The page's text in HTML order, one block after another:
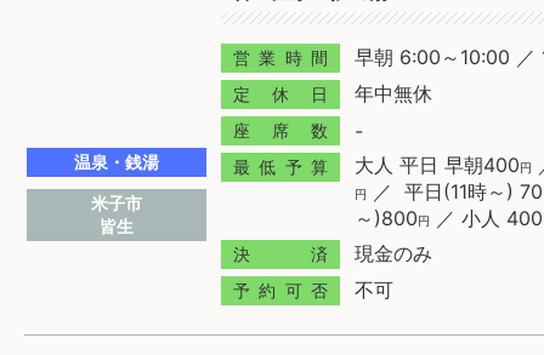
温泉・銭湯
米子市
皆生
営業時間 早朝 6:00～10:00 ／
定休日 年中無休
座席数 -
最低予算 大人 平日 早朝400円
円
／ 平日(11時～)
～)800円 ／ 小人 400
決済 現金のみ
予約可否 不可